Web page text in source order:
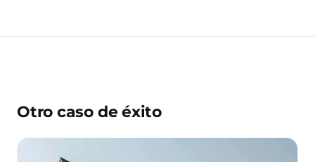
Otro caso de éxito